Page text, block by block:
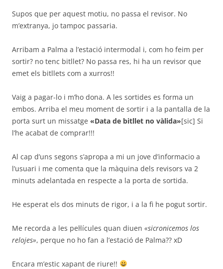
Supos que per aquest motiu, no passa el revisor. No
m’extranya, jo tampoc passaria.
Arribam a Palma a l’estació intermodal i, com ho feim per
sortir? no tenc bitllet? No passa res, hi ha un revisor que
emet els bitllets com a xurros!!
Vaig a pagar-lo i m’ho dona. A les sortides es forma un
embos. Arriba el meu moment de sortir i a la pantalla de la
porta surt un missatge «Data de bitllet no vàlida»[sic] Si
l’he acabat de comprar!!!
Al cap d’uns segons s’apropa a mi un jove d’informacio a
l’usuari i me comenta que la màquina dels revisors va 2
minuts adelantada en respecte a la porta de sortida.
He esperat els dos minuts de rigor, i a la fi he pogut sortir.
Me recorda a les pel·lícules quan diuen «sicronicemos los
relojes», perque no ho fan a l’estació de Palma?? xD
Encara m’estic xapant de riure!!